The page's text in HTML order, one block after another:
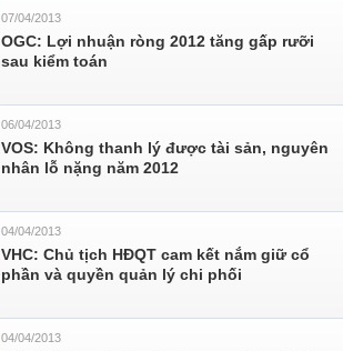
07/04/2013
OGC: Lợi nhuận ròng 2012 tăng gấp rưỡi
sau kiểm toán
06/04/2013
VOS: Không thanh lý được tài sản, nguyên
nhân lỗ nặng năm 2012
04/04/2013
VHC: Chủ tịch HĐQT cam kết nắm giữ cổ
phần và quyền quản lý chi phối
04/04/2013